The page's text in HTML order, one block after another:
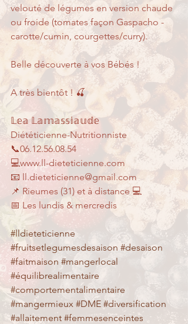
velouté de légumes en version chaude
ou froide (tomates façon Gaspacho -
carotte/cumin, courgettes/curry).
Belle découverte à vos Bébés !
A très bientôt ! 🍒
𝕃𝕖𝕒 𝕃𝕒𝕞𝕒𝕤𝕤𝕚𝕒𝕦𝕕𝕖
Diététicienne-Nutritionniste
📞06.12.56.08.54
💻www.ll-dieteticienne.com
📧 ll.dieteticienne@gmail.com
📌 Rieumes (31) et à distance 💻
📅 Les lundis & mercredis
#lldieteticienne
#fruitsetlegumesdesaison #desaison
#faitmaison #mangerlocal
#équilibrealimentaire
#comportementalimentaire
#mangermieux #DME #diversification
#allaitement #femmesenceintes